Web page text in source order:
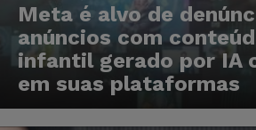
Meta é alvo de
anúncios com
infantil gerado por IA
em suas plataformas